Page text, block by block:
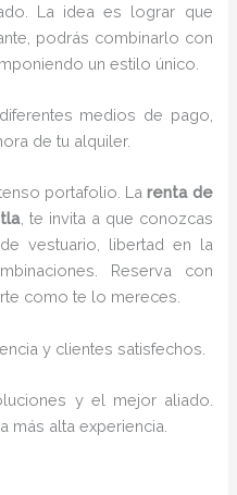
La idea es lograr que
podrás combinarlo con
un estilo único.
medios de pago,
de tu alquiler.
portafolio. Larenta de
, te invita a que conozcas
vestuario, libertad en la
Reserva con
como te lo mereces.
y clientes satisfechos.
y el mejor aliado.
más alta experiencia.